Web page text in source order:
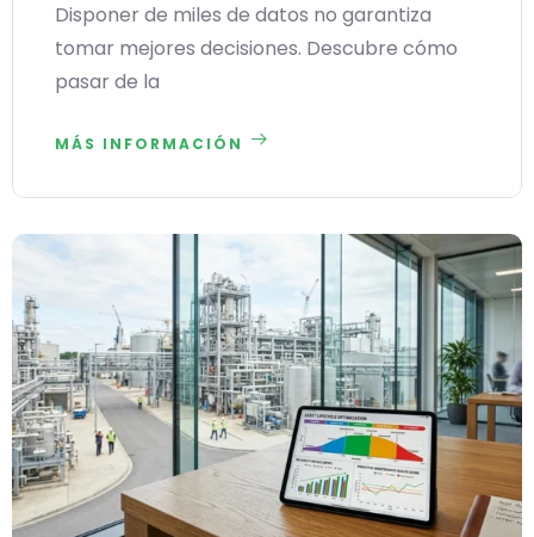
Disponer de miles de datos no garantiza
tomar mejores decisiones. Descubre cómo
pasar de la
MÁS INFORMACIÓN